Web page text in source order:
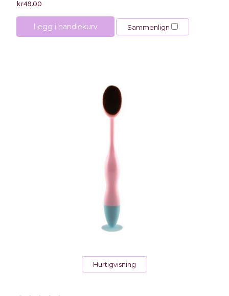
kr49.00
Legg i handlekurv Sammenlign
Hurtigvisning